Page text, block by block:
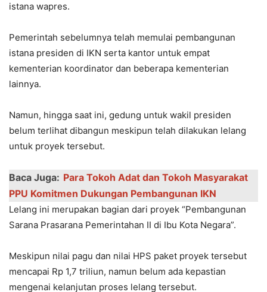
istana wapres.
Pemerintah sebelumnya telah memulai pembangunan
istana presiden di IKN serta kantor untuk empat
kementerian koordinator dan beberapa kementerian
lainnya.
Namun, hingga saat ini, gedung untuk wakil presiden
belum terlihat dibangun meskipun telah dilakukan lelang
untuk proyek tersebut.
Baca Juga: Para Tokoh Adat dan Tokoh Masyarakat
PPU Komitmen Dukungan Pembangunan IKN
Lelang ini merupakan bagian dari proyek “Pembangunan
Sarana Prasarana Pemerintahan II di Ibu Kota Negara”.
Meskipun nilai pagu dan nilai HPS paket proyek tersebut
mencapai Rp 1,7 triliun, namun belum ada kepastian
mengenai kelanjutan proses lelang tersebut.